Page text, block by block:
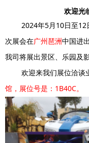
欢迎光
2024年5月10日至12
次展会在广州琶洲中国进
我司将展出景区、乐园及
欢迎来我们展位洽谈业
馆，展位号是：1B40C。